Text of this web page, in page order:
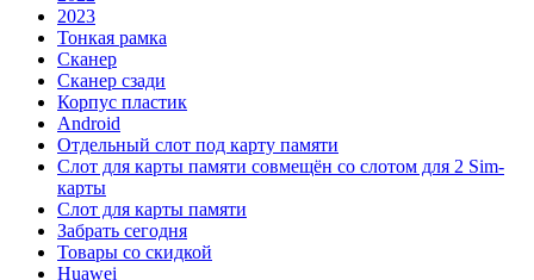
2023
Тонкая рамка
Сканер
Сканер сзади
Корпус пластик
Android
Отдельный слот под карту памяти
Слот для карты памяти совмещён со слотом для 2 Sim-
карты
Слот для карты памяти
Забрать сегодня
Товары со скидкой
Huawei